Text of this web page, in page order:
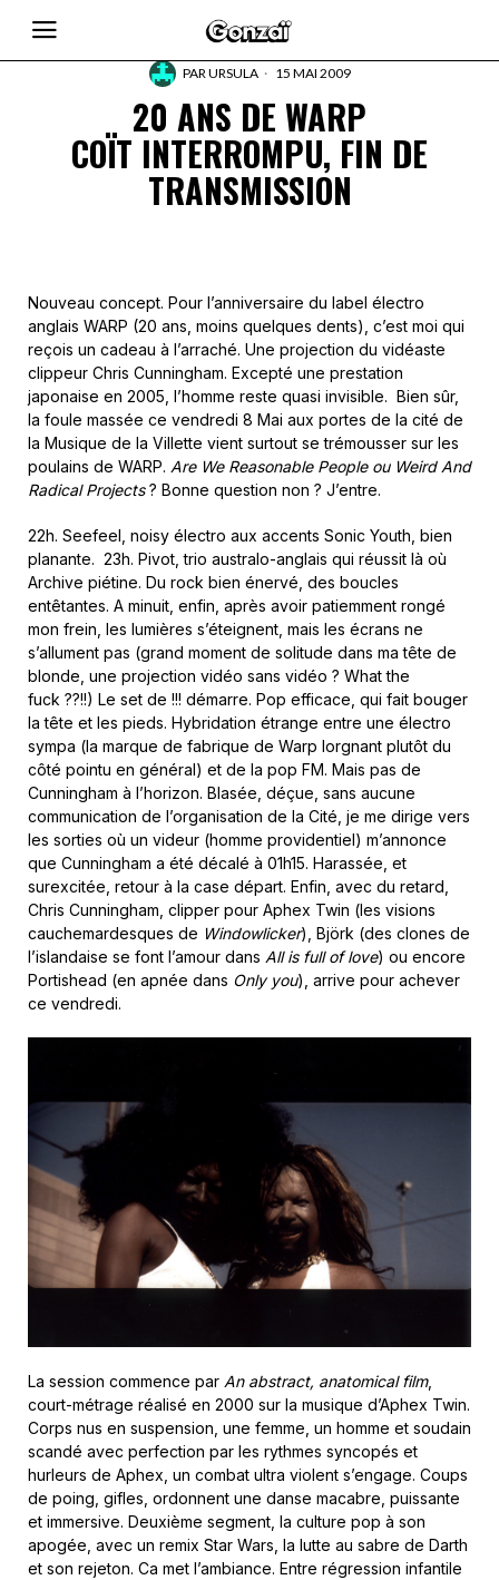
PARURSULA 15 MAI 2009
20 ANS DE WARP
COÏT INTERROMPU, FIN DE
TRANSMISSION
Nouveau concept. Pour l’anniversaire du label électro
anglais WARP (20 ans, moins quelques dents), c’est moi qui
reçois un cadeau à l’arraché. Une projection du vidéaste
clippeur Chris Cunningham. Excepté une prestation
japonaise en 2005, l’homme reste quasi invisible. Bien sûr,
la foule massée ce vendredi 8 Mai aux portes de la cité de
la Musique de la Villette vient surtout se trémousser sur les
poulains de WARP. Are We Reasonable People ou Weird And
Radical Projects? Bonne question non ? J’entre.
22h. Seefeel, noisy électro aux accents Sonic Youth, bien
planante. 23h. Pivot, trio australo-anglais qui réussit là où
Archive piétine. Du rock bien énervé, des boucles
entêtantes. A minuit, enfin, après avoir patiemment rongé
mon frein, les lumières s’éteignent, mais les écrans ne
s’allument pas (grand moment de solitude dans ma tête de
blonde, une projection vidéo sans vidéo ? What the
fuck ??!!) Le set de !!! démarre. Pop efficace, qui fait bouger
la tête et les pieds. Hybridation étrange entre une électro
sympa (la marque de fabrique de Warp lorgnant plutôt du
côté pointu en général) et de la pop FM. Mais pas de
Cunningham à l’horizon. Blasée, déçue, sans aucune
communication de l’organisation de la Cité, je me dirige vers
les sorties où un videur (homme providentiel) m’annonce
que Cunningham a été décalé à 01h15. Harassée, et
surexcitée, retour à la case départ. Enfin, avec du retard,
Chris Cunningham, clipper pour Aphex Twin (les visions
cauchemardesques de Windowlicker), Björk (des clones de
l’islandaise se font l’amour dans All is full of love) ou encore
Portishead (en apnée dans Only you), arrive pour achever
ce vendredi.
La session commence par An abstract, anatomical film,
court-métrage réalisé en 2000 sur la musique d’Aphex Twin.
Corps nus en suspension, une femme, un homme et soudain
scandé avec perfection par les rythmes syncopés et
hurleurs de Aphex, un combat ultra violent s’engage. Coups
de poing, gifles, ordonnent une danse macabre, puissante
et immersive. Deuxième segment, la culture pop à son
apogée, avec un remix Star Wars, la lutte au sabre de Darth
et son rejeton. Ca met l’ambiance. Entre régression infantile